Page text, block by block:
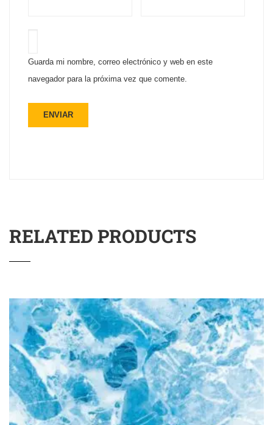
Guarda mi nombre, correo electrónico y web en este
navegador para la próxima vez que comente.
RELATED PRODUCTS